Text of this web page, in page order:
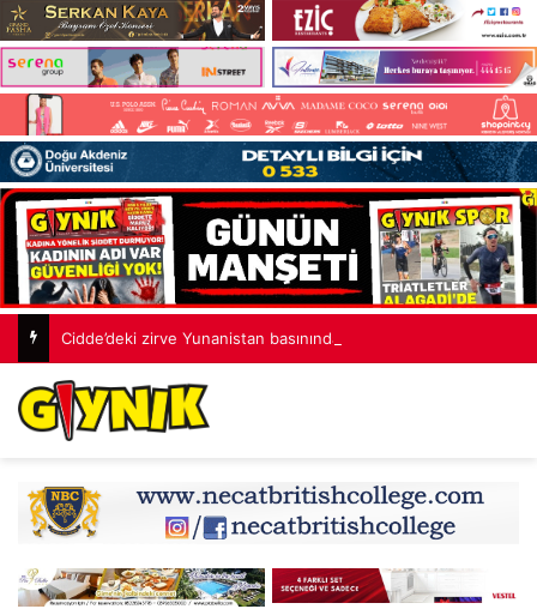
Cidde’deki zirve Yunanistan basınında gündem oldu